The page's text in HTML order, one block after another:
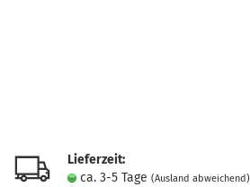
Lieferzeit:
ca. 3-5 Tage (Ausland abweichend)